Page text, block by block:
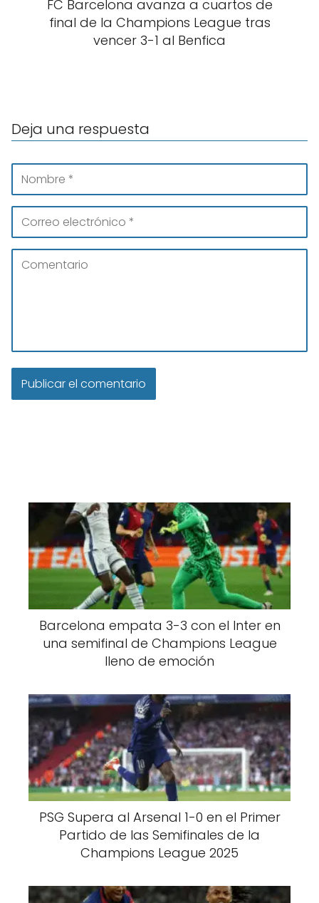
FC Barcelona avanza a cuartos de
final de la Champions League tras
vencer 3-1 al Benfica
Deja una respuesta
Barcelona empata 3-3 con el Inter en
una semifinal de Champions League
lleno de emoción
PSG Supera al Arsenal 1-0 en el Primer
Partido de las Semifinales de la
Champions League 2025